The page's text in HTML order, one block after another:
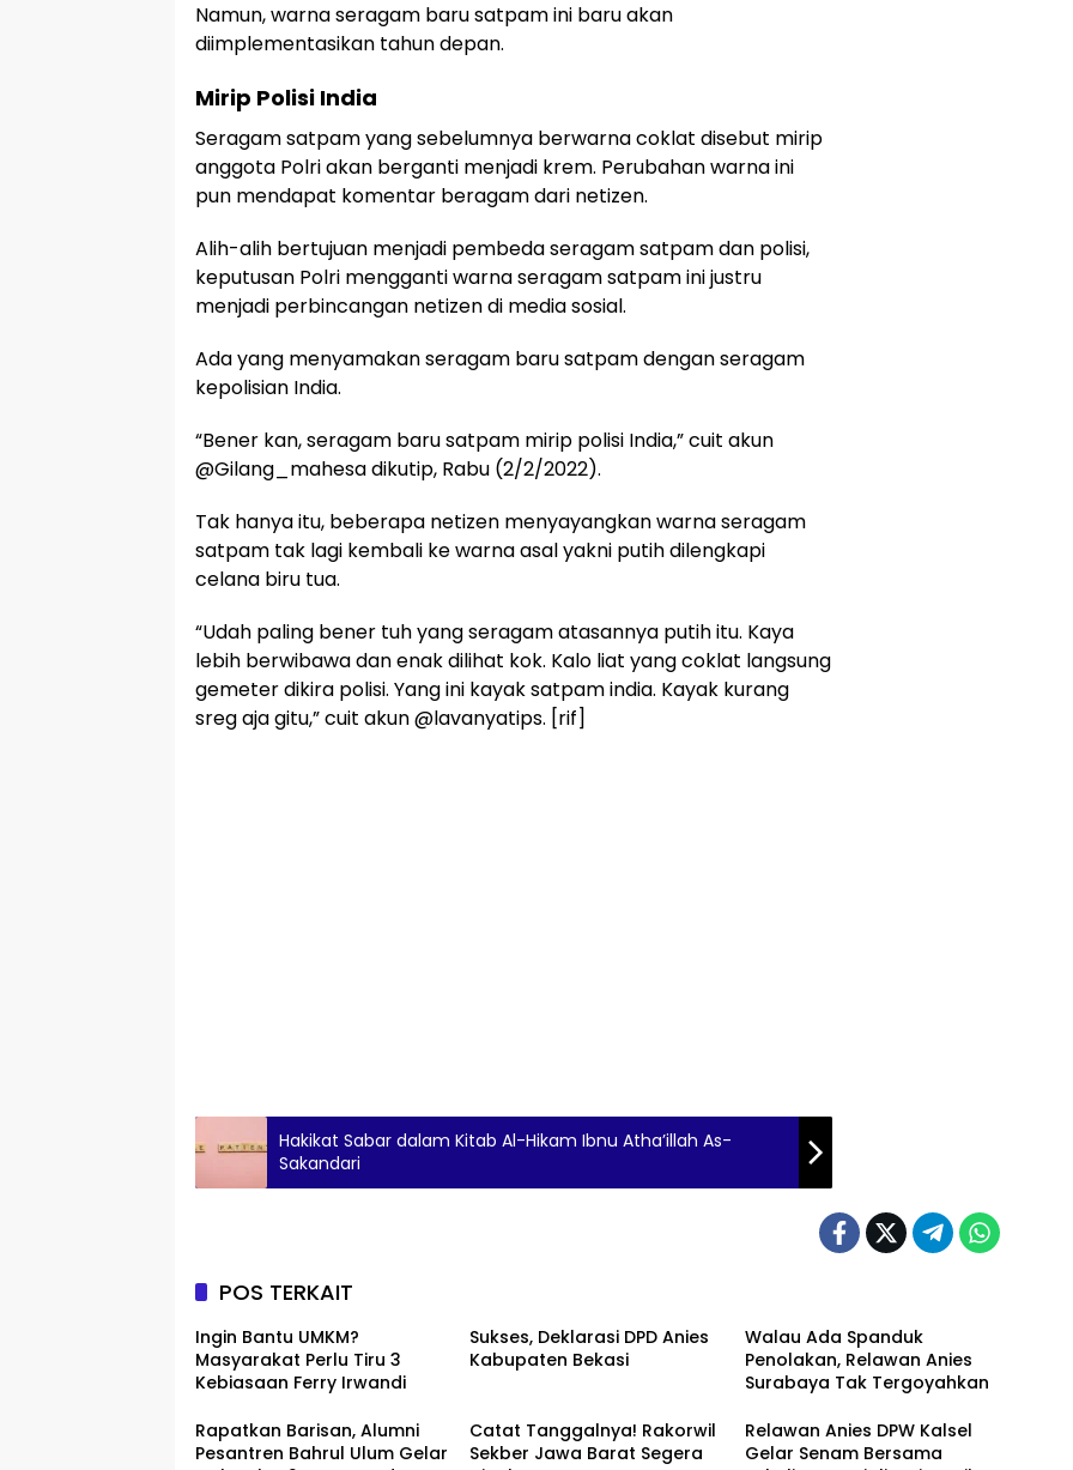
Namun, warna seragam baru satpam ini baru akan
diimplementasikan tahun depan.
Mirip Polisi India
Seragam satpam yang sebelumnya berwarna coklat disebut mirip
anggota Polri akan berganti menjadi krem. Perubahan warna ini
pun mendapat komentar beragam dari netizen.
Alih-alih bertujuan menjadi pembeda seragam satpam dan polisi,
keputusan Polri mengganti warna seragam satpam ini justru
menjadi perbincangan netizen di media sosial.
Ada yang menyamakan seragam baru satpam dengan seragam
kepolisian India.
“Bener kan, seragam baru satpam mirip polisi India,” cuit akun
@Gilang_mahesa dikutip, Rabu (2/2/2022).
Tak hanya itu, beberapa netizen menyayangkan warna seragam
satpam tak lagi kembali ke warna asal yakni putih dilengkapi
celana biru tua.
“Udah paling bener tuh yang seragam atasannya putih itu. Kaya
lebih berwibawa dan enak dilihat kok. Kalo liat yang coklat langsung
gemeter dikira polisi. Yang ini kayak satpam india. Kayak kurang
sreg aja gitu,” cuit akun @lavanyatips. [rif]
Hakikat Sabar dalam Kitab Al-Hikam Ibnu Atha’illah As-
Sakandari
POS TERKAIT
Ingin Bantu UMKM?
Masyarakat Perlu Tiru 3
Kebiasaan Ferry Irwandi
Sukses, Deklarasi DPD Anies
Kabupaten Bekasi
Walau Ada Spanduk
Penolakan, Relawan Anies
Surabaya Tak Tergoyahkan
Rapatkan Barisan, Alumni
Pesantren Bahrul Ulum Gelar
Catat Tanggalnya! Rakorwil
Sekber Jawa Barat Segera
Relawan Anies DPW Kalsel
Gelar Senam Bersama